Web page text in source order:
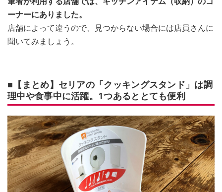
ーナーにありました。
店舗によって違うので、見つからない場合には店員さんに
聞いてみましょう。
■【まとめ】セリアの「クッキングスタンド」は調
理中や食事中に活躍。1つあるととても便利